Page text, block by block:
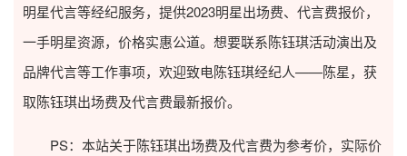
明星代言等经纪服务，提供2023明星出场费、代言费报价，
一手明星资源，价格实惠公道。想要联系陈钰琪活动演出及
品牌代言等工作事项，欢迎致电陈钰琪经纪人——陈星，获
取陈钰琪出场费及代言费最新报价。
PS：本站关于陈钰琪出场费及代言费为参考价，实际价